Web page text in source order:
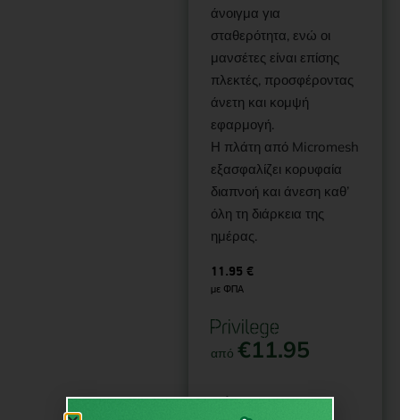
άνοιγμα για
σταθερότητα, ενώ οι
μανσέτες είναι επίσης
πλεκτές, προσφέροντας
άνετη και κομψή
εφαρμογή.
Η πλάτη από Micromesh
εξασφαλίζει κορυφαία
διαπνοή και άνεση καθ’
όλη τη διάρκεια της
ημέρας.
11.95 €
με ΦΠΑ
από €11.95
Μέγεθος